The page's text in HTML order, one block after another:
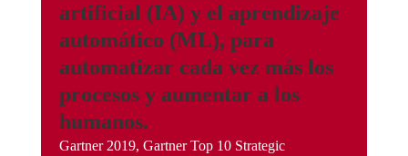
artificial (IA) y el aprendizaje
automático (ML), para
automatizar cada vez más los
procesos y aumentar a los
humanos.
Gartner 2019, Gartner Top 10 Strategic